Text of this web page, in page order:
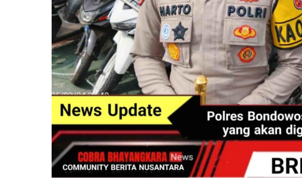
Pilkada
T.A
2023-
2024.